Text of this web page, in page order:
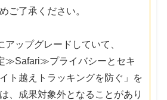
ご了承ください。
ップグレードしていて、
≫Safari≫プライバシーとセキ
ト越えトラッキングを防ぐ」を
、成果対象外となることがあり